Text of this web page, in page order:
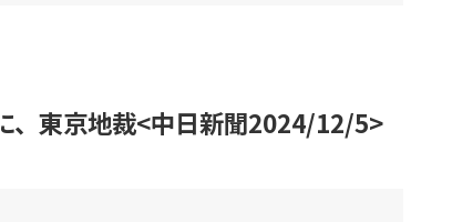
東京地裁<中日新聞2024/12/5>